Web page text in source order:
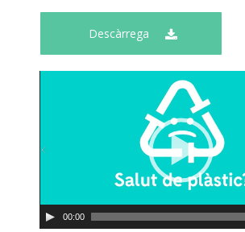
Descàrrega
00:00